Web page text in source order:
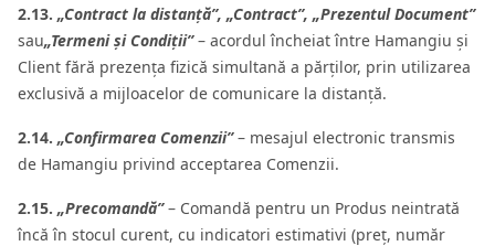
2.13. „Contract la distanță”, „Contract”, „Prezentul Document”
sau„Termeni și Condiții”– acordul încheiat între Hamangiu și
Client fără prezența fizică simultană a părților, prin utilizarea
exclusivă a mijloacelor de comunicare la distanță.
2.14. „Confirmarea Comenzii”– mesajul electronic transmis
de Hamangiu privind acceptarea Comenzii.
2.15. „Precomandă”– Comandă pentru un Produs neintrată
încă în stocul curent, cu indicatori estimativi (preț, număr